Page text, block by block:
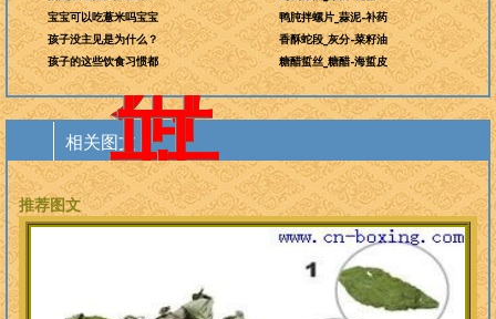
万
世
开
太
平
宝宝可以吃薏米吗宝宝
孩子没主见是为什么？
孩子的这些饮食习惯都
鸭肫拌螺片_蒜泥-补药
香酥蛇段_灰分-菜籽油
糖醋蜇丝_糖醋-海蜇皮
相关图文
推荐图文